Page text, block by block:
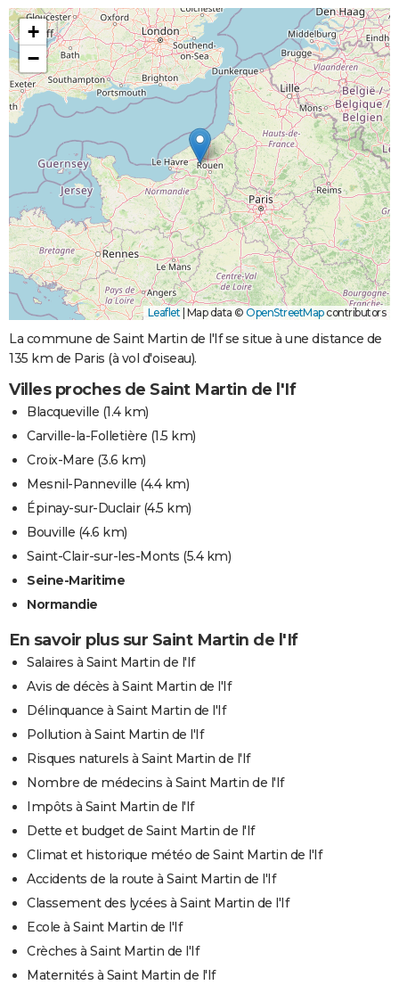
+
−
Leaflet Map data © OpenStreetMapcontributors
La commune de Saint Martin de l'If se situe à une distance de
135 km de Paris (à vol d'oiseau).
Villes proches de Saint Martin de l'If
Blacqueville (1.4 km)
Carville-la-Folletière (1.5 km)
Croix-Mare (3.6 km)
Mesnil-Panneville (4.4 km)
Épinay-sur-Duclair(4.5 km)
Bouville (4.6 km)
Saint-Clair-sur-les-Monts (5.4 km)
Seine-Maritime
Normandie
En savoir plus sur Saint Martin de l'If
Salaires à Saint Martin de l'If
Avis de décès à Saint Martin de l'If
Délinquance à Saint Martin de l'If
Pollution à Saint Martin de l'If
Risques naturels à Saint Martin de l'If
Nombre de médecins à Saint Martin de l'If
Impôts à Saint Martin de l'If
Dette et budget de Saint Martin de l'If
Climat et historique météo de Saint Martin de l'If
Accidents de la route à Saint Martin de l'If
Classement des lycées à Saint Martin de l'If
Ecole à Saint Martin de l'If
Crèches à Saint Martin de l'If
Maternités à Saint Martin de l'If